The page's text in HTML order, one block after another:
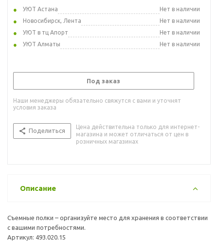
УЮТ Астана
Нет в наличии
Новосибирск, Лента
Нет в наличии
УЮТ в тц Апорт
Нет в наличии
УЮТ Алматы
Нет в наличии
Под заказ
Наши менеджеры обязательно свяжутся с вами и уточнят
условия заказа
Поделиться
Цена действительна только для интернет-
магазина и может отличаться от цен в
розничных магазинах
Описание
Съемные полки – организуйте место для хранения в соответствии
с вашими потребностями.
Артикул: 493.020.15